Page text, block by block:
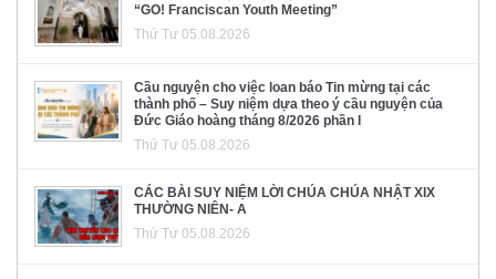
“GO! Franciscan Youth Meeting”
Thứ Tư 05.08.2026
Cầu nguyện cho việc loan báo Tin mừng tại các
thành phố – Suy niệm dựa theo ý cầu nguyện của
Đức Giáo hoàng tháng 8/2026 phần I
Thứ Tư 05.08.2026
CÁC BÀI SUY NIỆM LỜI CHÚA CHÚA NHẬT XIX
THƯỜNG NIÊN- A
Thứ Tư 05.08.2026